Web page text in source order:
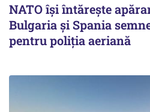
NATO își întărește
Bulgaria și Spania
pentru poliția aeriană